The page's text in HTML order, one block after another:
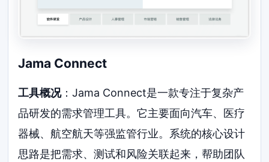
Jama Connect
工具概况：Jama Connect是一款专注于复杂产
品研发的需求管理工具。它主要面向汽车、医疗
器械、航空航天等强监管行业。系统的核心设计
思路是把需求、测试和风险关联起来，帮助团队